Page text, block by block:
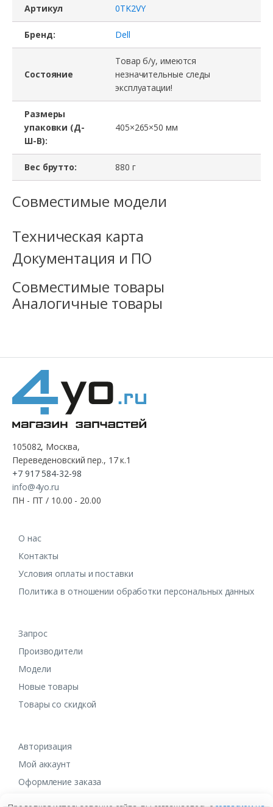
Артикул 0TK2VY
Бренд: Dell
Состояние
Товар б/у, имеются
незначительные следы
эксплуатации!
Размеры
упаковки (Д-
Ш-В):
405×265×50 мм
Вес брутто: 880 г
Совместимые модели
Техническая карта
Документация и ПО
Совместимые товары
Аналогичные товары
105082, Москва,
Переведеновский пер., 17 к.1
+7 917 584-32-98
info@4yo.ru
ПН - ПТ / 10.00 - 20.00
О нас
Контакты
Условия оплаты и поставки
Политика в отношении обработки персональных данных
Запрос
Производители
Модели
Новые товары
Товары со скидкой
Авторизация
Мой аккаунт
Оформление заказа